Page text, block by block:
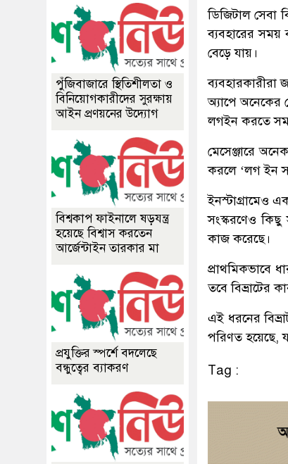
ডিজিটাল সেবা
ব্যবহারের সময়
বেড়ে যায়।
ব্যবহারকারীরা
অ্যাপে অনেকের
লগইন করতে
মেসেঞ্জারে
করলে ‘লগ ইন
ইনস্টাগ্রামেও
সংস্করণেও কিছু
কাজ করেছে।
প্রাথমিকভাবে
তবে বিভ্রাটের
এই ধরনের
পরিণত হয়েছে,
Tag :
পুঁজিবাজারে স্থিতিশীলতা ও
বিনিয়োগকারীদের সুরক্ষায়
আইন প্রণয়নের উদ্যোগ
বিশ্বকাপ ফাইনালে ষড়যন্ত্র
হয়েছে বিশ্বাস করতেন
আর্জেন্টাইন তারকার মা
প্রযুক্তির স্পর্শে বদলেছে
বন্ধুত্বের ব্যাকরণ